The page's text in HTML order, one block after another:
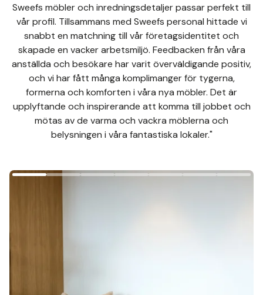
Sweefs möbler och inredningsdetaljer passar perfekt till
vår profil. Tillsammans med Sweefs personal hittade vi
snabbt en matchning till vår företagsidentitet och
skapade en vacker arbetsmiljö. Feedbacken från våra
anställda och besökare har varit överväldigande positiv,
och vi har fått många komplimanger för tygerna,
formerna och komforten i våra nya möbler. Det är
upplyftande och inspirerande att komma till jobbet och
mötas av de varma och vackra möblerna och
belysningen i våra fantastiska lokaler."